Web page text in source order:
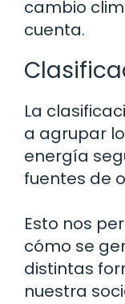
cambio
cuenta.
La
a agrupar
energía
fuentes de
Esto nos
cómo se
distintas
nuestra